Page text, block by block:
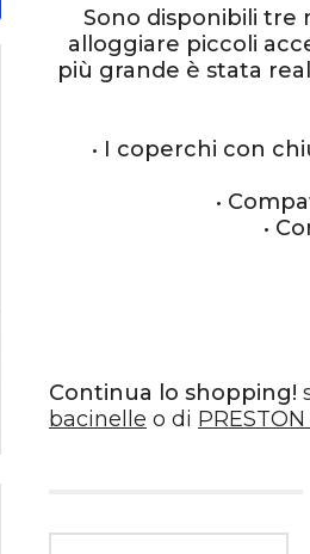
Sono disponibili tre
alloggiare piccoli
più grande è stata
• I coperchi con
•
•
Continua lo shopping!
bacinelle o di